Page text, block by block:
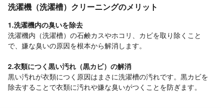
洗濯機（洗濯槽）クリーニングのメリット
1.洗濯機内の臭いを除去
洗濯機内（洗濯槽）の石鹸カスやホコリ、カビを取り除くこと
で、嫌な臭いの原因を根本から解消します。
2.衣類につく黒い汚れ（黒カビ）の解消
黒い汚れが衣類につく原因はまさに洗濯槽の汚れです。黒カビを
除去することで衣類に汚れや嫌な臭いがつくことを防ぎます。